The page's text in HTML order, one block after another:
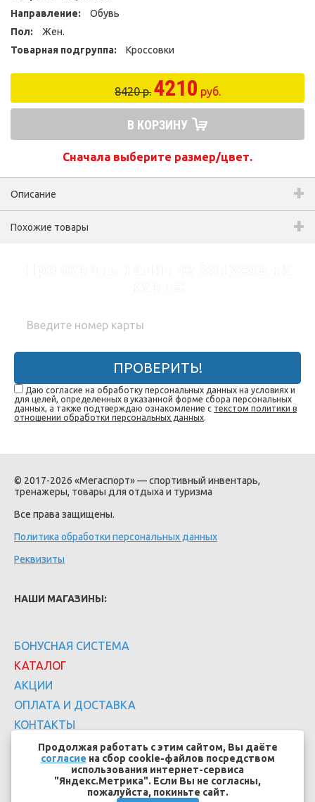
Направление:
Обувь
Пол:
Жен.
Товарная подгруппа:
Кроссовки
8420 р. 4210 руб.
В КОРЗИНУ
Сначала выберите размер/цвет.
Описание
Похожие товары
ПРОВЕРИТЬ!
Даю согласие на обработку персональных данных на условиях и
для целей, определенных в указанной форме сбора персональных
данных, а также подтверждаю ознакомление с текстом политики в
отношении обработки персональных данных.
© 2017-2026 «Мегаспорт» — спортивный инвентарь,
тренажеры, товары для отдыха и туризма
Все права защищены.
Политика обработки персональных данных
Реквизиты
НАШИ МАГАЗИНЫ:
БОНУСНАЯ СИСТЕМА
КАТАЛОГ
АКЦИИ
ОПЛАТА И ДОСТАВКА
КОНТАКТЫ
Продолжая работать с этим сайтом, Вы даёте
согласие на сбор cookie-файлов посредством
использования интернет-сервиса
"Яндекс.Метрика". Если Вы не согласны,
пожалуйста, покиньте сайт.